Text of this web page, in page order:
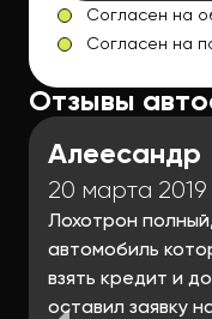
Согласен на
Согласен на
Отзывы
Алеесандр
20 марта 2019
Лохотрон
автомобиль
взять кредит и
оставил заявку